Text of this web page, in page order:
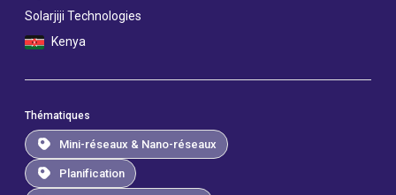
Solarjiji Technologies
Kenya
Thématiques
Mini-réseaux & Nano-réseaux
Planification